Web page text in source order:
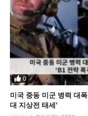
0
미국 중동 미군 병력 대
대 지상전 태세’